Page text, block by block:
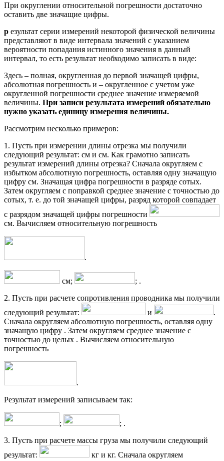
При округлении относительной погрешности достаточно
оставить две значащие цифры.
р езультат серии измерений некоторой физической величины
представляют в виде интервала значений с указанием
вероятности попадания истинного значения в данный
интервал, то есть результат необходимо записать в виде:
Здесь – полная, округленная до первой значащей цифры,
абсолютная погрешность и – округленное с учетом уже
округленной погрешности среднее значение измеряемой
величины. При записи результата измерений обязательно
нужно указать единицу измерения величины.
Рассмотрим несколько примеров:
1. Пусть при измерении длины отрезка мы получили
следующий результат: см и см. Как грамотно записать
результат измерений длины отрезка? Сначала округляем с
избытком абсолютную погрешность, оставляя одну значащую
цифру см. Значащая цифра погрешности в разряде сотых.
Затем округляем с поправкой среднее значение с точностью до
сотых, т. е. до той значащей цифры, разряд которой совпадает
с разрядом значащей цифры погрешности
см. Вычисляем относительную погрешность
.
см;
; .
2. Пусть при расчете сопротивления проводника мы получили
следующий результат:
и
.
Сначала округляем абсолютную погрешность, оставляя одну
значащую цифру . Затем округляем среднее значение с
точностью до целых . Вычисляем относительную
погрешность
.
Результат измерений записываем так:
;
; .
3. Пусть при расчете массы груза мы получили следующий
результат:
кг и кг. Сначала округляем